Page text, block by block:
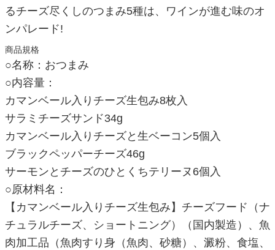
るチーズ尽くしのつまみ5種は、ワインが進む味のオ
ンパレード!
商品規格
○名称：おつまみ
○内容量：
カマンベール入りチーズ生包み8枚入
サラミチーズサンド34g
カマンベール入りチーズと生ベーコン5個入
ブラックペッパーチーズ46g
サーモンとチーズのひとくちテリーヌ6個入
○原材料名：
【カマンベール入りチーズ生包み】チーズフード（ナ
チュラルチーズ、ショートニング）（国内製造）、魚
肉加工品（魚肉すり身（魚肉、砂糖）、澱粉、食塩、